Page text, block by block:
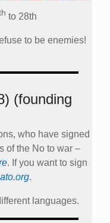
to 28th
to be enemies!
(founding
who have signed
of the No to war –
. If you want to sign
.
languages.